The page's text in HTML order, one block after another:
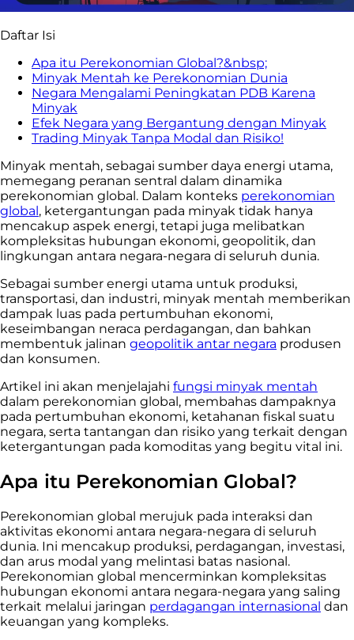
Daftar Isi
Apa itu Perekonomian Global?&nbsp;
Minyak Mentah ke Perekonomian Dunia
Negara Mengalami Peningkatan PDB Karena
Minyak
Efek Negara yang Bergantung dengan Minyak
Trading Minyak Tanpa Modal dan Risiko!
Minyak mentah, sebagai sumber daya energi utama,
memegang peranan sentral dalam dinamika
perekonomian global. Dalam konteks perekonomian
global, ketergantungan pada minyak tidak hanya
mencakup aspek energi, tetapi juga melibatkan
kompleksitas hubungan ekonomi, geopolitik, dan
lingkungan antara negara-negara di seluruh dunia.
Sebagai sumber energi utama untuk produksi,
transportasi, dan industri, minyak mentah memberikan
dampak luas pada pertumbuhan ekonomi,
keseimbangan neraca perdagangan, dan bahkan
membentuk jalinan geopolitik antar negara produsen
dan konsumen.
Artikel ini akan menjelajahi fungsi minyak mentah
dalam perekonomian global, membahas dampaknya
pada pertumbuhan ekonomi, ketahanan fiskal suatu
negara, serta tantangan dan risiko yang terkait dengan
ketergantungan pada komoditas yang begitu vital ini.
Apa itu Perekonomian Global?
Perekonomian global merujuk pada interaksi dan
aktivitas ekonomi antara negara-negara di seluruh
dunia. Ini mencakup produksi, perdagangan, investasi,
dan arus modal yang melintasi batas nasional.
Perekonomian global mencerminkan kompleksitas
hubungan ekonomi antara negara-negara yang saling
terkait melalui jaringan perdagangan internasional dan
keuangan yang kompleks.